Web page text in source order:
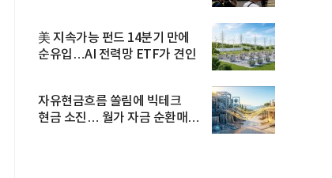
美 지속가능 펀드 14분기 만에
순유입…AI 전력망 ETF가 견인
자유현금흐름 쏠림에 빅테크
현금 소진… 월가 자금 순환매